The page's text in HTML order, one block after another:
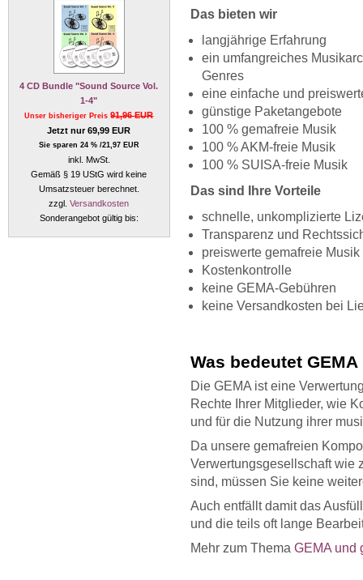
4 CD Bundle "Sound Source Vol.
1-4"
Unser bisheriger Preis91,96 EUR
Jetzt nur 69,99 EUR
Sie sparen 24 % /21,97 EUR
inkl. MwSt.
Gemäß § 19 UStG wird keine
Umsatzsteuer berechnet.
zzgl.Versandkosten
Sonderangebot gültig bis:
Das bieten wir
langjährige Erfahrung
ein umfangreiches
Genres
eine einfache und
günstige Paketangebote
100 % gemafreie Musik
100 % AKM-freie Musik
100 % SUISA-freie Musik
Das sind Ihre Vorteile
schnelle, unkomplizierte
Transparenz und
preiswerte gemafreie Musik
Kostenkontrolle
keine GEMA-Gebühren
keine Versandkosten bei
Was bedeutet
Die GEMA ist eine
Rechte Ihrer Mitglieder, wie
und für die Nutzung ihrer
Da unsere gemafreien
Verwertungsgesellschaft wie
sind, müssen Sie keine
Auch entfällt damit das
und die teils oft lange
Mehr zum Thema GEMA und